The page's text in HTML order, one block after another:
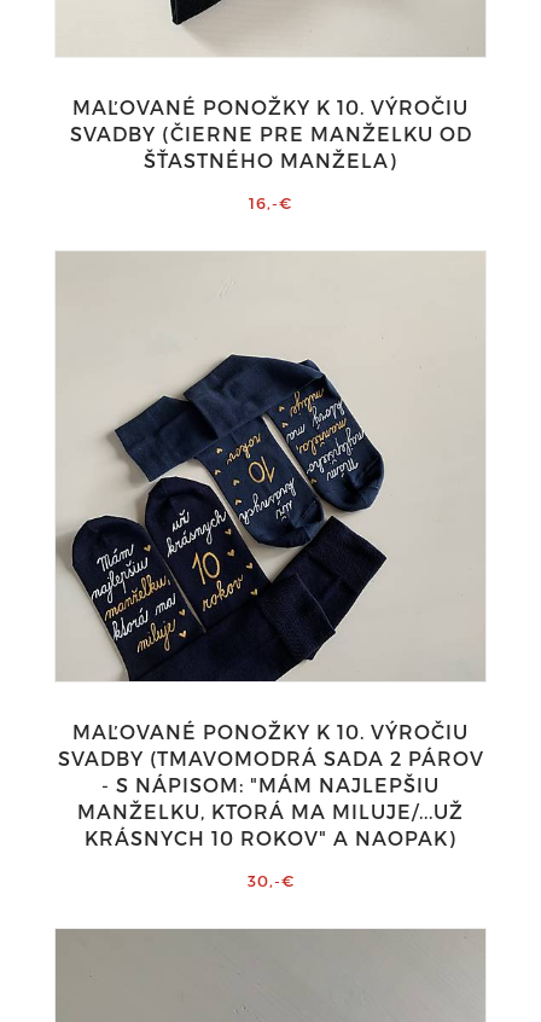
MAĽOVANÉ PONOŽKY K 10. VÝROČIU
SVADBY (ČIERNE PRE MANŽELKU OD
ŠŤASTNÉHO MANŽELA)
16,-€
MAĽOVANÉ PONOŽKY K 10. VÝROČIU
SVADBY (TMAVOMODRÁ SADA 2 PÁROV
- S NÁPISOM: "MÁM NAJLEPŠIU
MANŽELKU, KTORÁ MA MILUJE/...UŽ
KRÁSNYCH 10 ROKOV" A NAOPAK)
30,-€